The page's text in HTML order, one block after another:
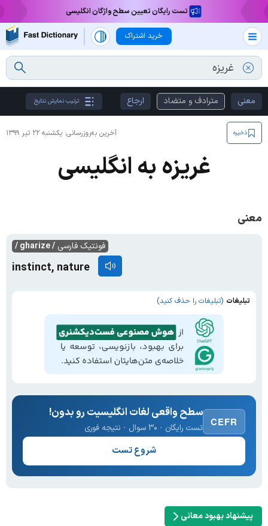
تست رایگان تعیین سطح واژگان انگلیسی
خرید اشتراک
معنی مترادف و متضاد ارجاع ترتیب نمایش نتایج
آخرین به‌روزرسانی: یکشنبه ۲۲ تیر ۱۳۹۹ ذخیره
غریزه به انگلیسی
معنی
فونتیک فارسی / gharize /
instinct, nature
تبلیغات (تبلیغات را حذف کنید)
CEFR
سطح واقعی لغات انگلیسیت رو بدون!
تست رایگان · ۳۰ سوال · نتیجه فوری
شروع تست
پیشنهاد بهبود معانی